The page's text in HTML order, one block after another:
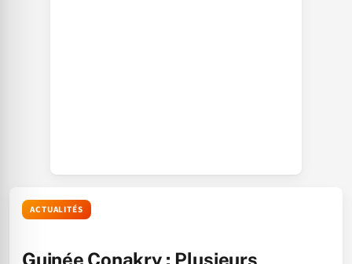
ACTUALITÉS
Guinée Conakry : Plusieurs